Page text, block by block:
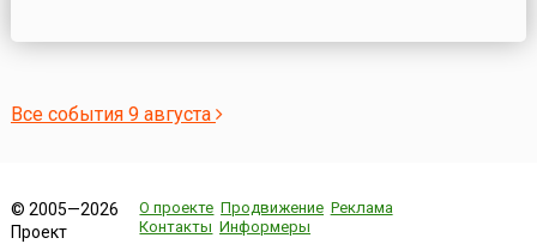
Все события 9 августа
© 2005—2026
Проект
О проекте Продвижение Реклама
Контакты Информеры